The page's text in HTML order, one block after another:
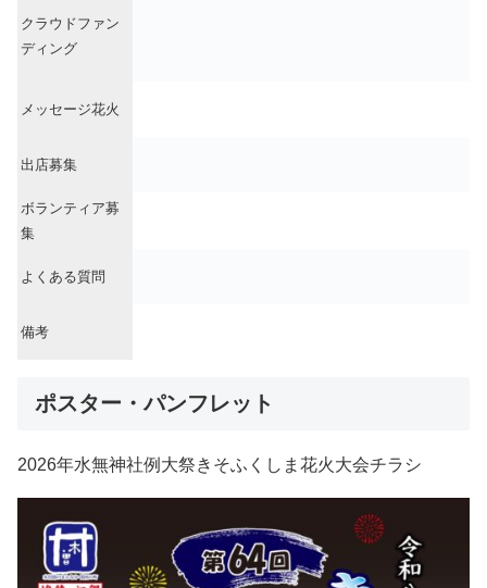
クラウドファン
ディング
メッセージ花火
出店募集
ボランティア募
集
よくある質問
備考
ポスター・パンフレット
2026年水無神社例大祭きそふくしま花火大会チラシ